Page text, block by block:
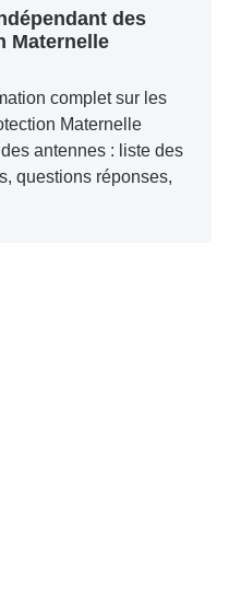
des
Maternelle
complet sur les
Maternelle
antennes : liste des
questions réponses,